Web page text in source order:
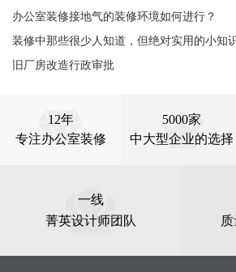
办公室装修接地气的装修环境如何进行？
装修中那些很少人知道，但绝对实用的小知
旧厂房改造行政审批
12年
专注办公室装修
5000家
中大型企业的选择
一线
菁英设计师团队